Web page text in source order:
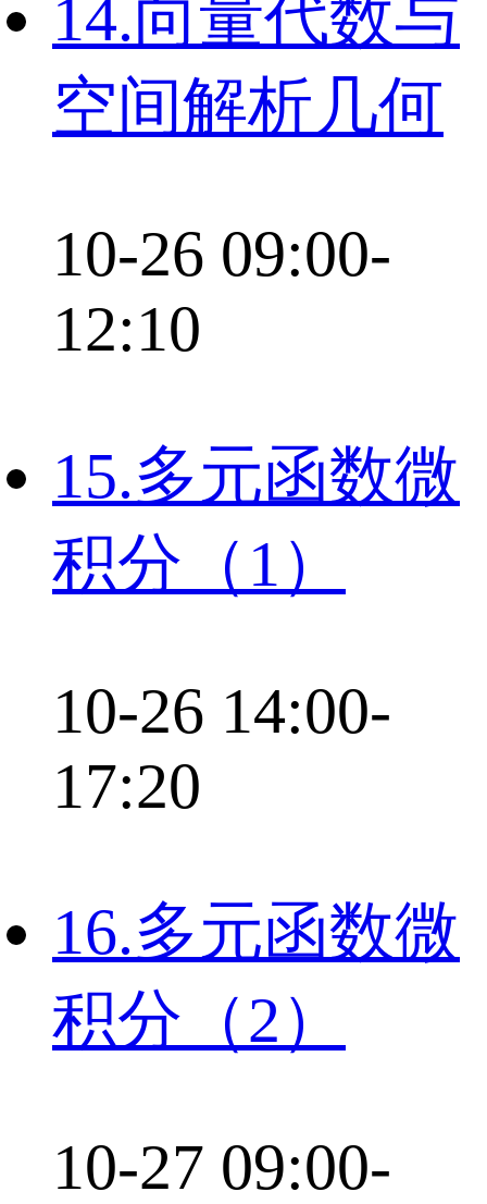
14.向量代数与
空间解析几何
10-26 09:00-
12:10
15.多元函数微
积分（1）
10-26 14:00-
17:20
16.多元函数微
积分（2）
10-27 09:00-